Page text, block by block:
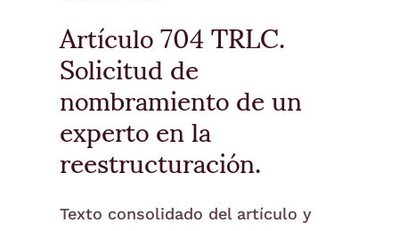
Artículo 704 TRLC.
Solicitud de
nombramiento de un
experto en la
reestructuración.
Texto consolidado del artículo y